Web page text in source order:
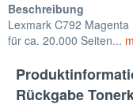
Beschreibung
Lexmark C792
für ca. 20.000 Seiten...
Rückgabe